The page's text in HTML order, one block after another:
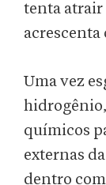
tenta atrair
acrescenta
Uma vez
químicos
externas
dentro